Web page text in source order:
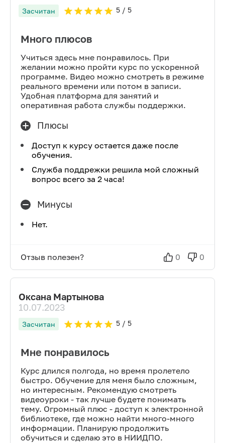
Засчитан 5/ 5
Много плюсов
Учиться здесь мне понравилось. При
желании можно пройти курс по ускоренной
программе. Видео можно смотреть в режиме
реального времени или потом в записи.
Удобная платформа для занятий и
оперативная работа службы поддержки.
Плюсы
Доступ к курсу остается даже после
обучения.
Служба поддрежки решила мой сложный
вопрос всего за 2 часа!
Минусы
Нет.
Отзыв полезен? 0 0
Оксана Мартынова
10.07.2023
Засчитан 5/ 5
Мне понравилось
Курс длился полгода, но время пролетело
быстро. Обучение для меня было сложным,
но интересным. Рекомендую смотреть
видеоуроки - так лучше будете понимать
тему. Огромный плюс - доступ к электронной
библиотеке, где можно найти много-много
информации. Планирую продолжить
обучиться и сделаю это в НИИДПО.